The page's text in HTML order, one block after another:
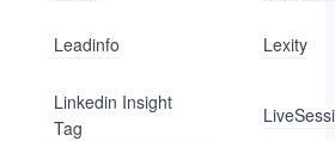
Leadinfo Lexity
Linkedin Insight
Tag